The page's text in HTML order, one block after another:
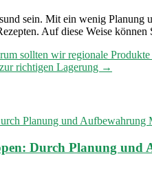
sein. Mit ein wenig
Auf diese Weise
sollten wir regionale
richtigen Lagerung →
Durch Planung